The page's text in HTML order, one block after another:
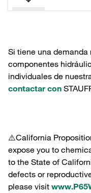
Si tiene una
componentes
individuales de
contactar con
⚠️California
expose you to
to the State of
defects or
please visit